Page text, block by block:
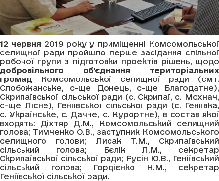
12 червня 2019 року у приміщенні Комсомольської
селищної ради пройшло перше засідання спільної
робочої групи з підготовки проектів рішень, щодо
добровільного об'єднання територіальних
громад Комсомольської селищної ради (смт.
Слобожанське, с-ще Донець, с-ще Благодатне),
Скрипаївської сільської ради (с. Скрипаї, с. Мохнач,
с-ще Лісне), Геніївської сільської ради (с. Геніївка,
с. Українське, с. Дачне, с. Курортне), в состав якої
входять: Діхтяр Д.М., Комсомольський селищний
голова; Тимченко О.В., заступник Комсомольського
селищного голови; Лисак Т.М., Скрипаївський
сільський голова; Бєлік Л.М., секретар
Скрипаївської сільської ради; Русін Ю.В., Геніївський
сільський голова; Гордієнко Н.М., секретар
Геніївської сільської ради.